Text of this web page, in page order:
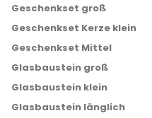
Geschenkset groß
Geschenkset Kerze klein
Geschenkset Mittel
Glasbaustein groß
Glasbaustein klein
Glasbaustein länglich